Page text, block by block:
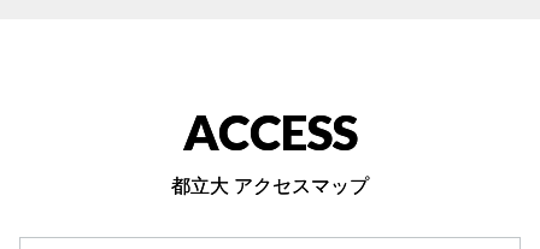
ACCESS
都立大 アクセスマップ